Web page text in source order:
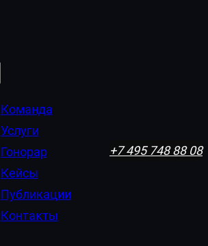
Команда
Услуги
Гонорар
Кейсы
Публикации
Контакты
+7 495 748 88 08